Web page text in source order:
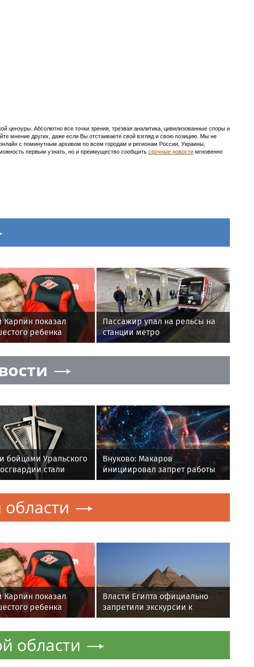
Абсолютно все точки зрения, трезвая аналитика, цивилизованные споры и
мнение других, даже если Вы отстаиваете свой взгляд и свою позицию. Мы не
с поминутным архивом по всем городам и регионам России, Украины,
первым узнать, но и преимущество сообщить срочные новости мгновенно
Карпин показал
ребенка
Пассажир упал на рельсы на
станции метро
«Полежаевская»
бойцами Уральского
стали
озерского
по охране важных
объектов
Внуково: Макаров
инициировал запрет работы
таксистов-"зазывал"
Карпин показал
ребенка
Власти Египта официально
запретили экскурсии к
пирамидам из-за жары
области